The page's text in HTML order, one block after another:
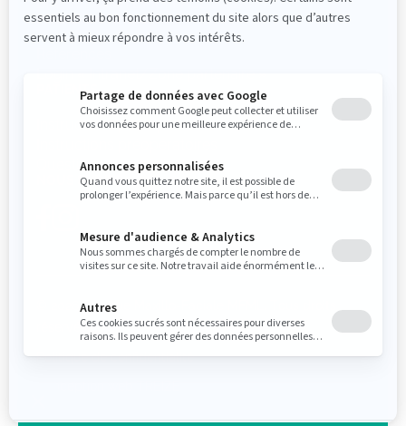
PROFESSIONNELS
PATIENTS
Instructions postopératoires
Questionnaire médical
NOUS SUIVRE
© 2026 Clinique Maxillo-Faciale MFML. Tous droits
réservés.
Politique de confidentialité